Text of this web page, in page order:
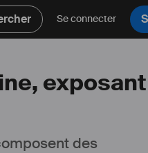
Se connecter
des